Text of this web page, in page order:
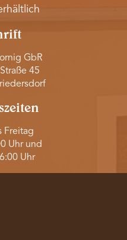
GbR
45
Freitag
Uhr und
Uhr